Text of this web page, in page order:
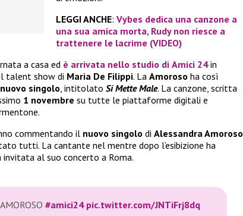
LEGGI ANCHE: Vybes dedica una canzone a
una sua amica morta, Rudy non riesce a
trattenere le lacrime (VIDEO)
a casa ed è arrivata nello studio di Amici 24in
talent show di Maria De Filippi. La Amoroso ha così
singolo, intitolato Si Mette Male. La canzone, scritta
1 novembre su tutte le piattaforme digitali e
commentando il nuovo singolo di Alessandra Amoroso
tutti. La cantante nel mentre dopo l’esibizione ha
invitata al suo concerto a Roma.
#amici24 pic.twitter.com/JNTiFrj8dq